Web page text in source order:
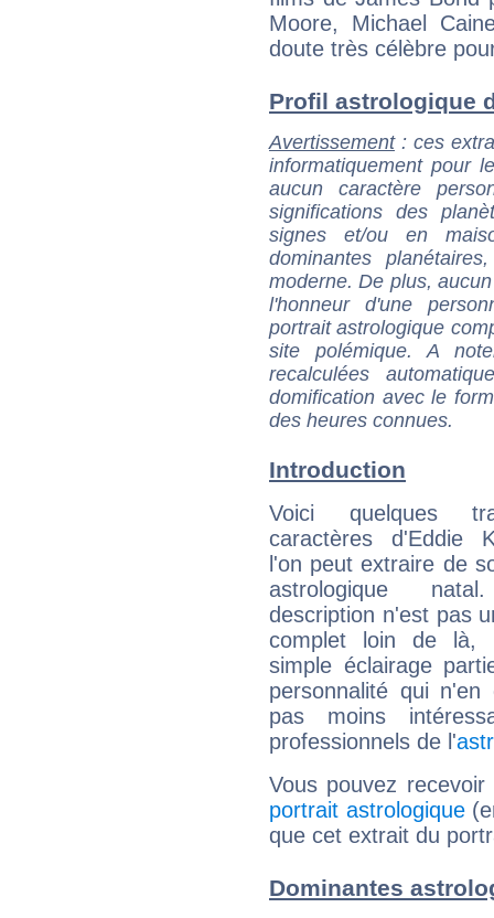
Moore, Michael
doute très célèbre
Profil astrologique
Avertissement: ces
informatiquement pour
aucun caractère
significations des
signes et/ou en
dominantes
moderne. De plus,
l'honneur d'une
portrait astrologique
site polémique. A
recalculées
domification avec le
des heures connues.
Introduction
Voici quelques
caractères d'Eddie
l'on peut extraire de
astrologique
description n'est pas
complet loin de là,
simple éclairage
personnalité qui n'en
pas moins
professionnels de l'
Vous pouvez
portrait astrologique
que cet extrait du
Dominantes